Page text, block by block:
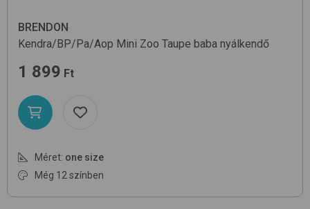
BRENDON
Kendra/BP/Pa/Aop Mini Zoo Taupe baba nyálkendő
1 899 Ft
Méret: one size
Még 12 színben